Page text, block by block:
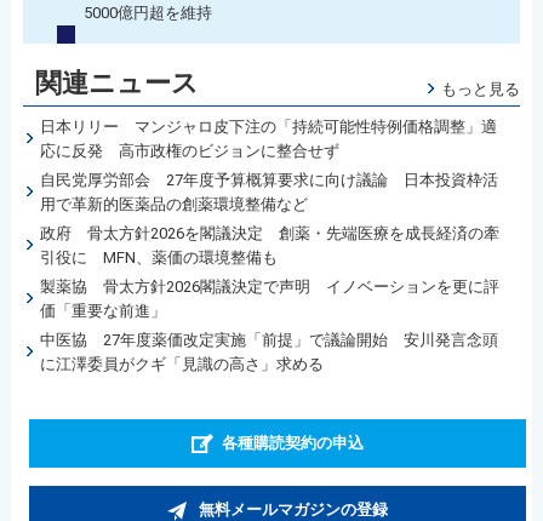
5000億円超を維持
関連ニュース もっと見る
日本リリー マンジャロ皮下注の「持続可能性特例価格調整」適
応に反発 高市政権のビジョンに整合せず
自民党厚労部会 27年度予算概算要求に向け議論 日本投資枠活
用で革新的医薬品の創薬環境整備など
政府 骨太方針2026を閣議決定 創薬・先端医療を成長経済の牽
引役に MFN、薬価の環境整備も
製薬協 骨太方針2026閣議決定で声明 イノベーションを更に評
価「重要な前進」
中医協 27年度薬価改定実施「前提」で議論開始 安川発言念頭
に江澤委員がクギ「見識の高さ」求める
各種購読契約の申込
無料メールマガジンの登録